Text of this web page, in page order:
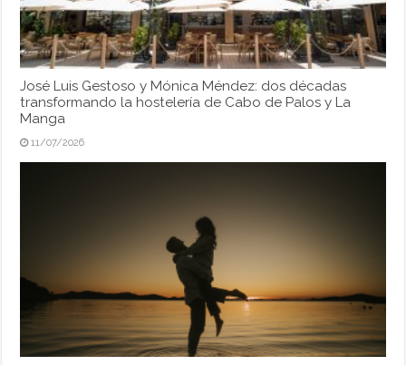
José Luis Gestoso y Mónica Méndez: dos décadas
transformando la hostelería de Cabo de Palos y La
Manga
11/07/2026